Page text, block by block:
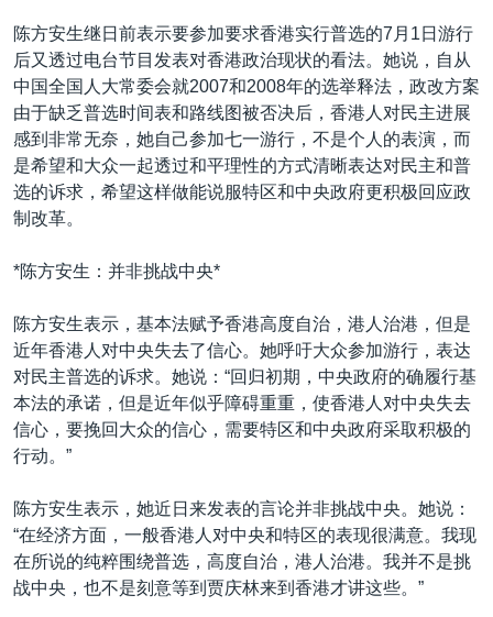
航
跳
中东
欧洲
非洲
美洲
全球议题
人权·法律·宗教
科教·文娱·体健
军事
劳工
环境
热点专题
白宫要闻
国会报道
美中关系
美国建国250周年
埃博拉疫情
美国之音专访
台海两岸关系
南中国海争端
关注西藏
关注新疆
GEN Z 看美国
VOA视频
VOA今日焦点
中文广播
关注我们
其他语言网站
陈方安生继日前表示要参加要求香港实行普选的7月1日游行
后又透过电台节目发表对香港政治现状的看法。她说，自从
中国全国人大常委会就2007和2008年的选举释法，政改方案
由于缺乏普选时间表和路线图被否决后，香港人对民主进展
感到非常无奈，她自己参加七一游行，不是个人的表演，而
是希望和大众一起透过和平理性的方式清晰表达对民主和普
选的诉求，希望这样做能说服特区和中央政府更积极回应政
制改革。
*陈方安生：并非挑战中央*
陈方安生表示，基本法赋予香港高度自治，港人治港，但是
近年香港人对中央失去了信心。她呼吁大众参加游行，表达
对民主普选的诉求。她说：“回归初期，中央政府的确履行基
本法的承诺，但是近年似乎障碍重重，使香港人对中央失去
信心，要挽回大众的信心，需要特区和中央政府采取积极的
行动。”
陈方安生表示，她近日来发表的言论并非挑战中央。她说：
“在经济方面，一般香港人对中央和特区的表现很满意。我现
在所说的纯粹围绕普选，高度自治，港人治港。我并不是挑
战中央，也不是刻意等到贾庆林来到香港才讲这些。”